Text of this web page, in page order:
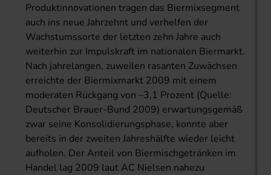
Produktinnovationen tragen das Biermixsegment
auch ins neue Jahrzehnt und verhelfen der
Wachstumssorte der letzten zehn Jahre auch
weiterhin zur Impulskraft im nationalen Biermarkt.
Nach jahrelangen, zuweilen rasanten Zuwächsen
erreichte der Biermixmarkt 2009 mit einem
moderaten Rückgang von –3,1 Prozent (Quelle:
Deutscher Brauer-Bund 2009) erwartungsgemäß
zwar seine Konsolidierungsphase, konnte aber
bereits in der zweiten Jahreshälfte wieder leicht
aufholen. Der Anteil von Biermischgetränken im
Handel lag 2009 laut AC Nielsen nahezu